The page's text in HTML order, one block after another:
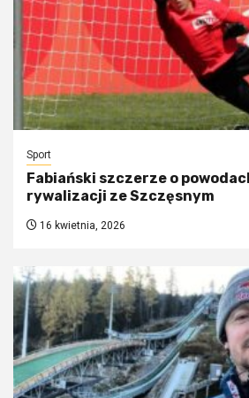
Sport
Fabiański szczerze o
rywalizacji ze Szczęsnym
16 kwietnia, 2026